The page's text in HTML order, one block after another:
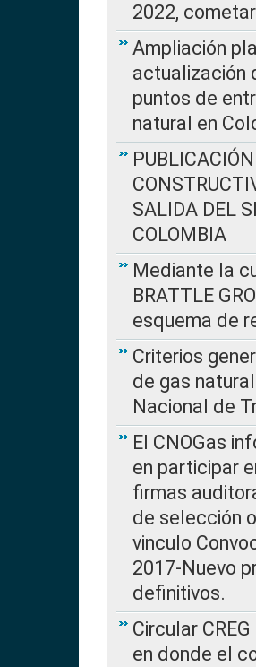
2022,
Ampliación
actualización
puntos de
natural en
SALIDA DEL
COLOMBIA
Mediante la
BRATTLE
esquema de
Criterios
de gas
Nacional de
El CNOGas
en participar
firmas
de selección
vinculo
2017-Nuevo
definitivos.
Circular
en donde el